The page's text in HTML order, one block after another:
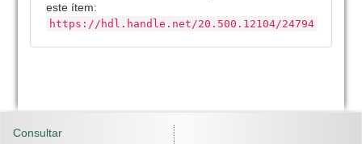
este ítem:
https://hdl.handle.net/20.500.12104/24794
Consultar